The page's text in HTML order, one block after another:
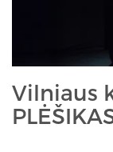
Vilniaus